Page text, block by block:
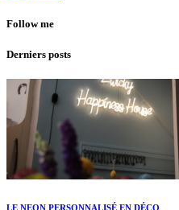
Follow me
Derniers posts
LE NEON PERSONNALISÉ EN DÉCO